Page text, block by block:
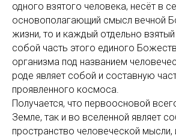
одного взятого человека, несёт в
основополагающий смысл вечной
жизни, то и каждый отдельно
собой часть этого единого
организма под названием
роде являет собой и составную
проявленного космоса.
Получается, что первоосновой
Земле, так и во вселенной являет
пространство человеческой